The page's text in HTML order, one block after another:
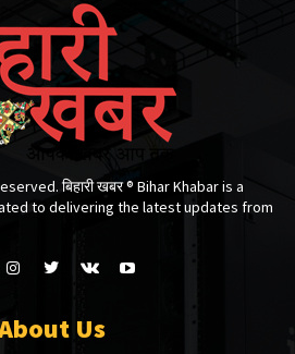
बिहारी खबर ®​ Bihar Khabar is a
to delivering the latest updates from
Us